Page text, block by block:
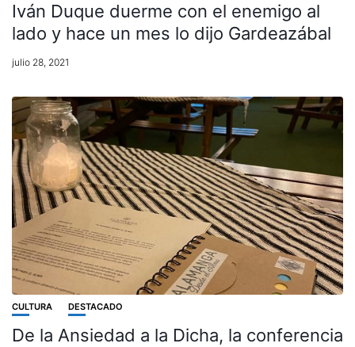
Iván Duque duerme con el enemigo al
lado y hace un mes lo dijo Gardeazábal
julio 28, 2021
CULTURA DESTACADO
De la Ansiedad a la Dicha, la conferencia